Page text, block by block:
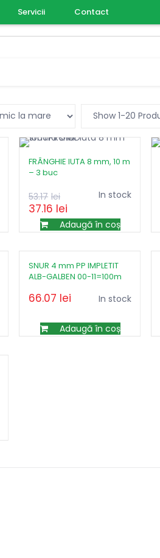
Servicii Contact
FRÂNGHIE IUTA 8 mm, 10 m
– 3 buc
In stock
53.17 leiPrețul
inițial
a
53.17lei.
37.16 lei
Prețul
curent
este:
Adaugă în coș
SNUR 4 mm PP IMPLETIT
ALB-GALBEN 00-11=100m
In stock
66.07 lei
Adaugă în coș